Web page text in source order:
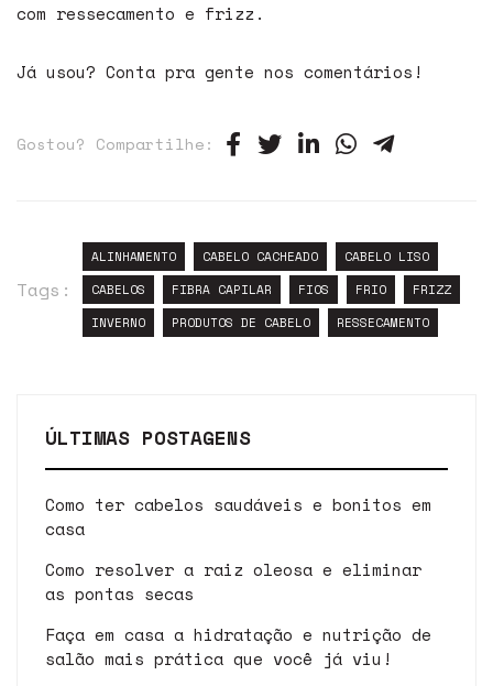
com ressecamento e frizz.
Já usou? Conta pra gente nos comentários!
Gostou? Compartilhe:
Tags:
ALINHAMENTO CABELO CACHEADO
CABELO LISO
CABELOS
FIBRA CAPILAR FIOS FRIO
FRIZZ
INVERNO
PRODUTOS DE CABELO RESSECAMENTO
ÚLTIMAS POSTAGENS
Como ter cabelos saudáveis e bonitos em
casa
Como resolver a raiz oleosa e eliminar
as pontas secas
Faça em casa a hidratação e nutrição de
salão mais prática que você já viu!